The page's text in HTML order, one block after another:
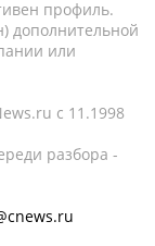
профиль.
дополнительной
или
c 11.1998
разбора -